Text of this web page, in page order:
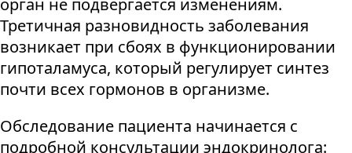
орган не подвергается изменениям.
Третичная разновидность заболевания
возникает при сбоях в функционировании
гипоталамуса, который регулирует синтез
почти всех гормонов в организме.
Обследование пациента начинается с
подробной консультации эндокринолога: